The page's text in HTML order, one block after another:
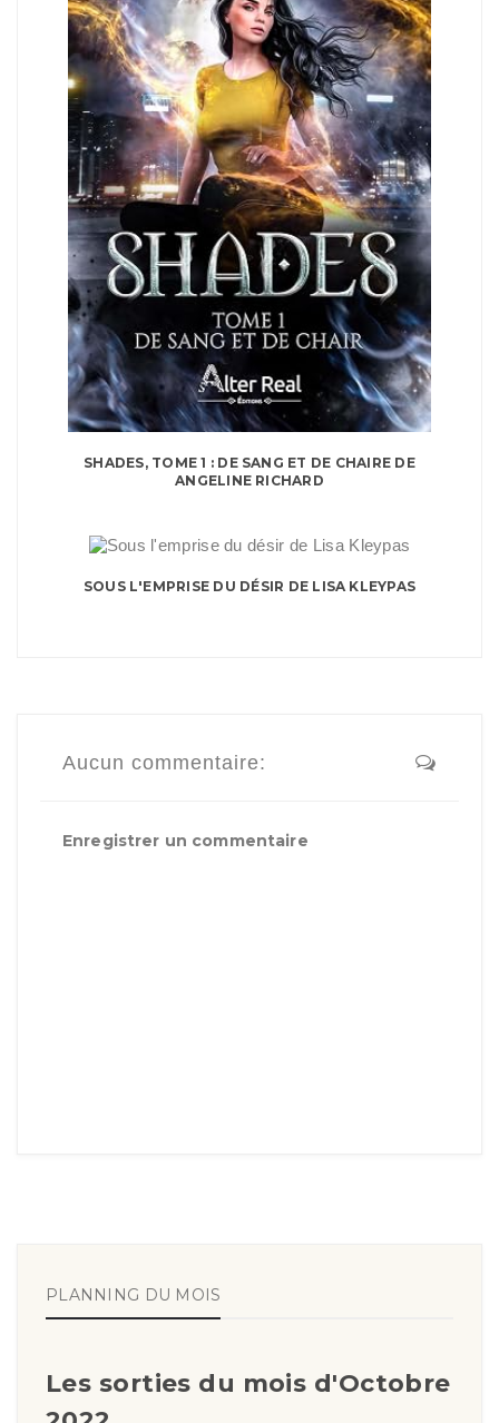
SHADES, TOME 1 : DE SANG ET DE CHAIRE DE
ANGELINE RICHARD
SOUS L'EMPRISE DU DÉSIR DE LISA KLEYPAS
Aucun commentaire:
Enregistrer un commentaire
PLANNING DU MOIS
Les sorties du mois d'Octobre